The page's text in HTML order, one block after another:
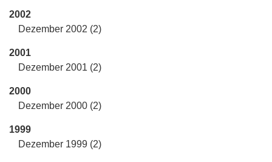
2002
Dezember 2002 (2)
2001
Dezember 2001 (2)
2000
Dezember 2000 (2)
1999
Dezember 1999 (2)